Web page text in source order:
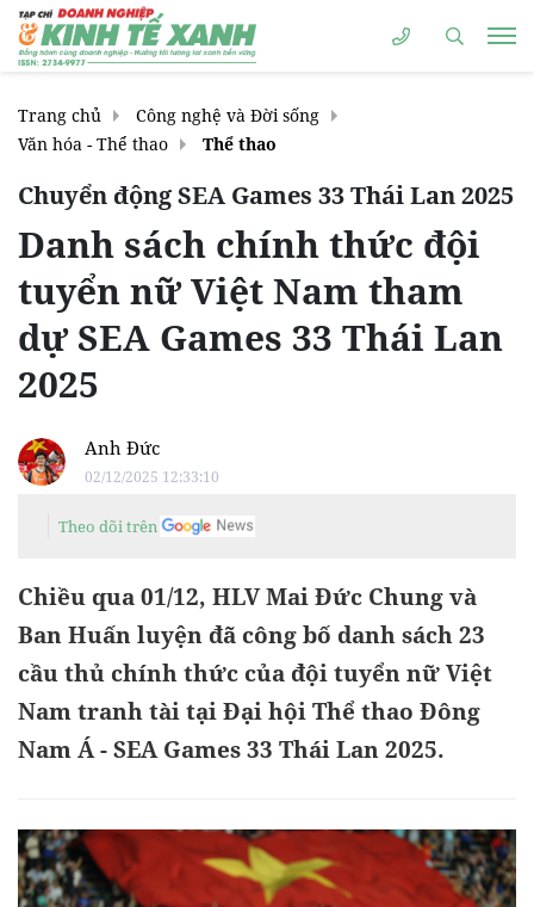
Trang chủ
Công nghệ và Đời sống
Văn hóa - Thể thao
Thể thao
Chuyển động SEA Games 33 Thái Lan 2025
Danh sách chính thức đội
tuyển nữ Việt Nam tham
dự SEA Games 33 Thái Lan
2025
Anh Đức
02/12/2025 12:33:10
Theo dõi trên
Chiều qua 01/12, HLV Mai Đức Chung và
Ban Huấn luyện đã công bố danh sách 23
cầu thủ chính thức của đội tuyển nữ Việt
Nam tranh tài tại Đại hội Thể thao Đông
Nam Á - SEA Games 33 Thái Lan 2025.